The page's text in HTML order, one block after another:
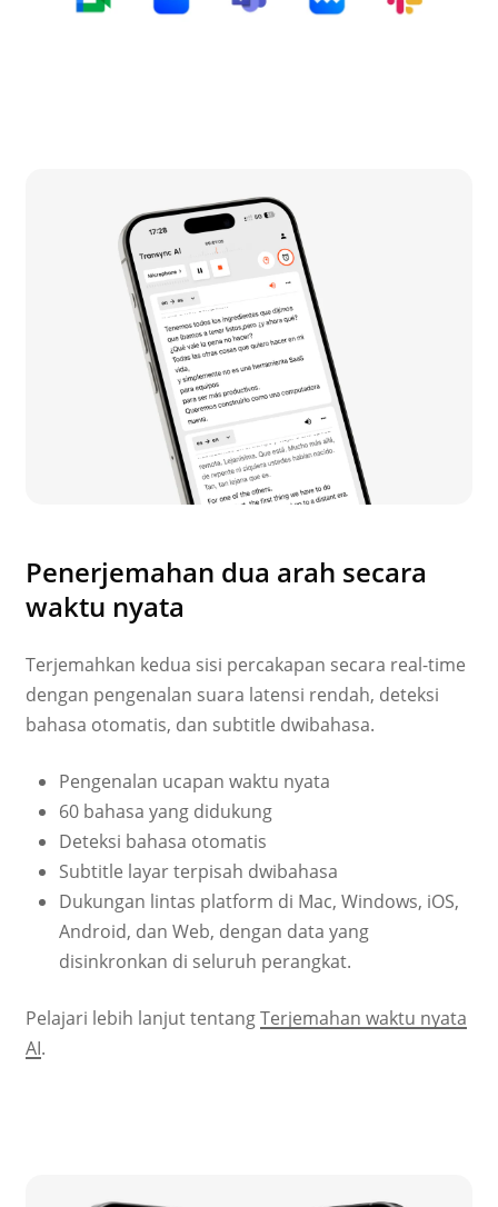
Penerjemahan dua arah secara
waktu nyata
Terjemahkan kedua sisi percakapan secara real-time
dengan pengenalan suara latensi rendah, deteksi
bahasa otomatis, dan subtitle dwibahasa.
Pengenalan ucapan waktu nyata
60 bahasa yang didukung
Deteksi bahasa otomatis
Subtitle layar terpisah dwibahasa
Dukungan lintas platform di Mac, Windows, iOS,
Android, dan Web, dengan data yang
disinkronkan di seluruh perangkat.
Pelajari lebih lanjut tentangTerjemahan waktu nyata
AI.